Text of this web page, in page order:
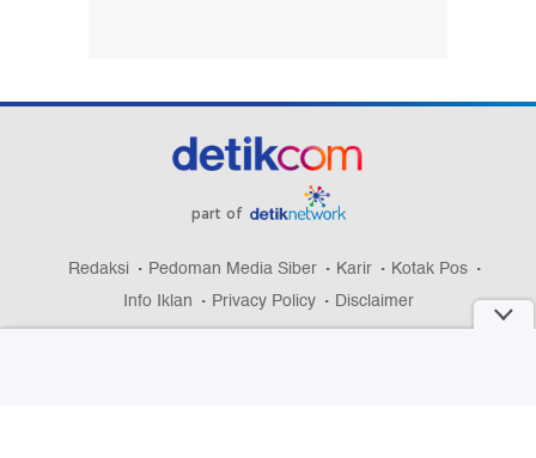
part of
Redaksi Pedoman Media Siber Karir
Kotak Pos
Info Iklan
Privacy Policy Disclaimer